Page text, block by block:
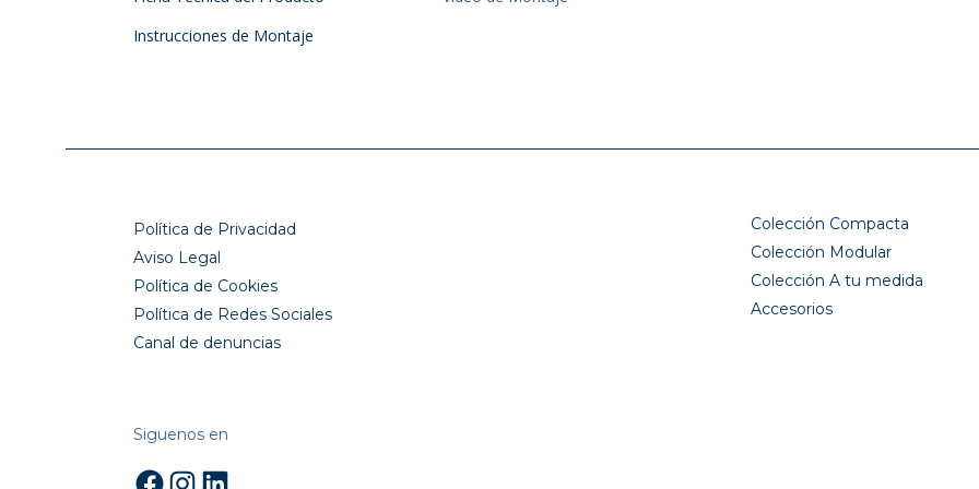
Instrucciones de Montaje
Política de Privacidad
Aviso Legal
Política de Cookies
Política de Redes Sociales
Canal de denuncias
Siguenos en
Facebook
Instagram
LinkedIn
Colección Compacta
Colección Modular
Colección A tu medida
Accesorios